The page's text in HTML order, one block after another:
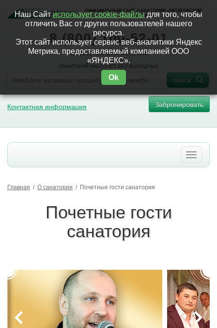
ОФИЦИАЛЬНЫЙ САЙТ САНАТОРИЯ «ПЯТИГОРСКИЙ
НАРЗАН»
8 (800) 100-52-01
БЕСПЛАТНАЯ ГОРЯЧАЯ ЛИНИЯ
САНАТОРИЙ РАБОТАЕТ БЕЗ ВЫХОДНЫХ
поиск
Контактная информация Забронировать
Главная / О санатории / Почетные гости санатория
Почетные гости
санатория
Наш Сайтиспользует cookie-файлыдля того, чтобы
отличить Вас от других пользователей нашего
ресурса.
Этот сайт использует сервис веб-аналитики Яндекс
Метрика, предоставляемый компанией ООО
«ЯНДЕКС».
Ok